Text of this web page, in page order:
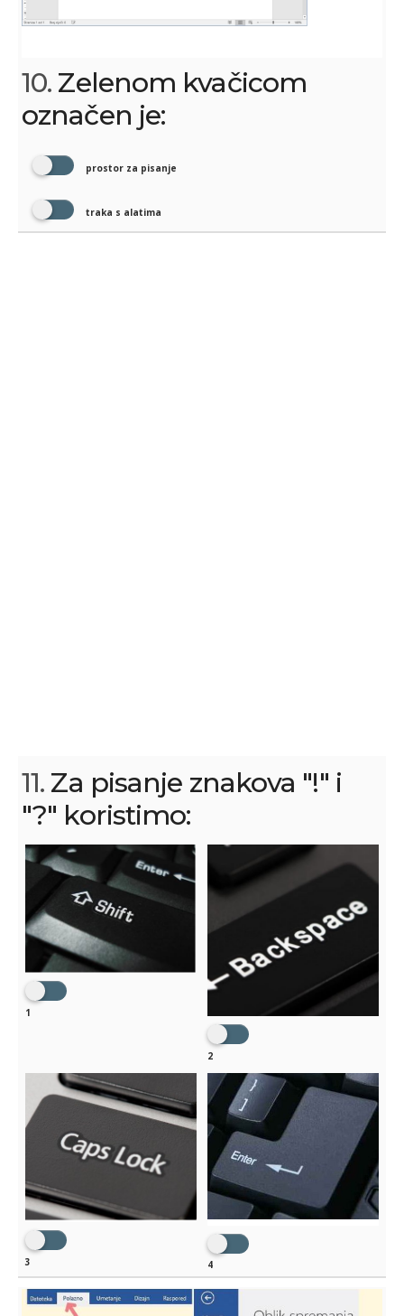
10. Zelenom kvačicom
označen je:
prostor za pisanje
traka s alatima
11. Za pisanje znakova "!" i
"?" koristimo:
1
2
3 4